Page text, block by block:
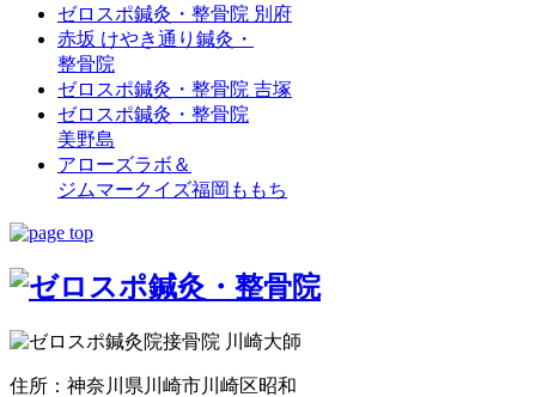
ゼロスポ鍼灸・整骨院 別府
赤坂 けやき通り鍼灸・
整骨院
ゼロスポ鍼灸・整骨院 吉塚
ゼロスポ鍼灸・整骨院
美野島
アローズラボ＆
ジムマークイズ福岡ももち
住所：神奈川県川崎市川崎区昭和